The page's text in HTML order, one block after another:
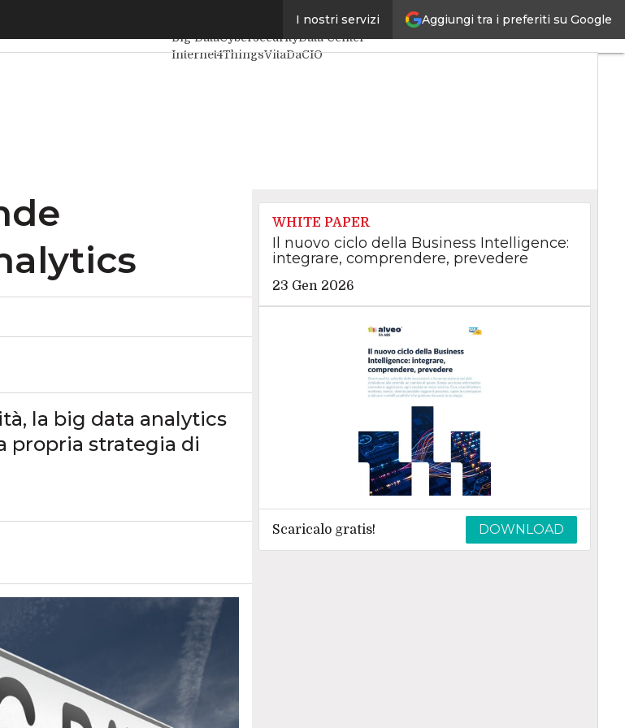
Aggiungi tra i preferiti su Google
I nostri servizi
Intelligenza Artificiale
Big DataCybersecurityData Center
Internet4ThingsVitaDaCIO
la big data analytics
propria strategia di
WHITE PAPER
Il nuovo ciclo della Business Intelligence:
integrare, comprendere, prevedere
23 Gen 2026
Scaricalo gratis! DOWNLOAD